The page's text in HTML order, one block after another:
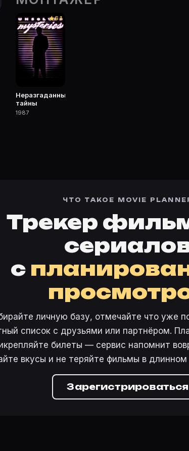
Movie Planner.
фильмы, сериалы, роли и фото.
6.1
Неразгаданные
тайны
1987
ЧТО ТАКОЕ MOVIE
Трекер
с
личную базу, отмечайте что уже
список с друзьями или партнёром.
билеты — сервис напомнит
вкусы и не теряйте фильмы в длинном
Зарегистрироваться